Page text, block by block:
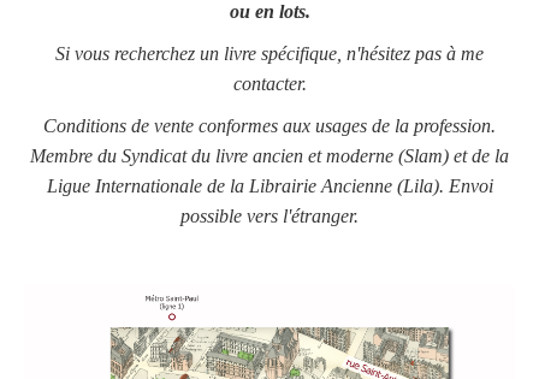
ou en lots.
Si vous recherchez un livre spécifique, n'hésitez pas à me
contacter.
Conditions de vente conformes aux usages de la profession.
Membre du Syndicat du livre ancien et moderne (Slam) et de la
Ligue Internationale de la Librairie Ancienne (Lila). Envoi
possible vers l'étranger.